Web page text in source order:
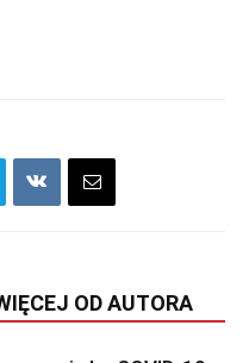
OD AUTORA